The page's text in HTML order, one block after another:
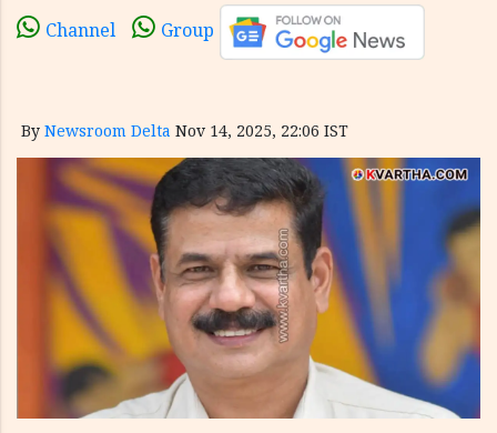
Channel Group
By Newsroom Delta Nov 14, 2025, 22:06 IST